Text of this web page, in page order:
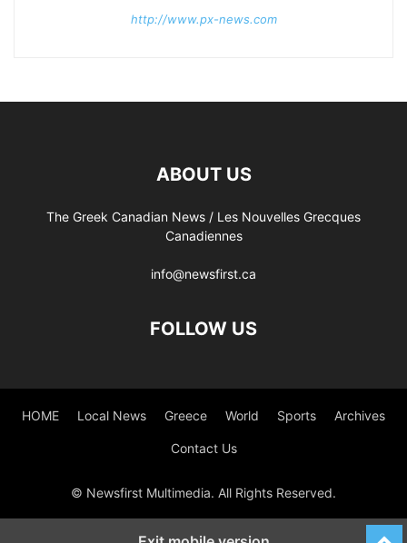
http://www.px-news.com
ABOUT US
The Greek Canadian News / Les Nouvelles Grecques
Canadiennes
info@newsfirst.ca
FOLLOW US
HOME Local News Greece World Sports Archives
Contact Us
© Newsfirst Multimedia. All Rights Reserved.